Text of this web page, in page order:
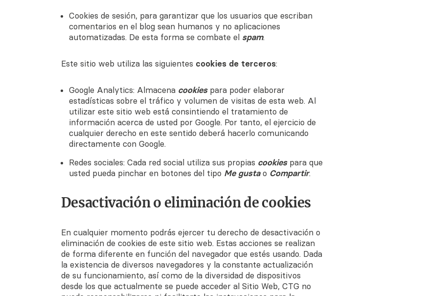
Cookies de sesión, para garantizar que los usuarios que escriban
comentarios en el blog sean humanos y no aplicaciones
automatizadas. De esta forma se combate el spam.
Este sitio web utiliza las siguientes cookies de terceros:
Google Analytics: Almacena cookiespara poder elaborar
estadísticas sobre el tráfico y volumen de visitas de esta web. Al
utilizar este sitio web está consintiendo el tratamiento de
información acerca de usted por Google. Por tanto, el ejercicio de
cualquier derecho en este sentido deberá hacerlo comunicando
directamente con Google.
Redes sociales: Cada red social utiliza sus propias cookiespara que
usted pueda pinchar en botones del tipo Me gustao Compartir.
Desactivación o eliminación de cookies
En cualquier momento podrás ejercer tu derecho de desactivación o
eliminación de cookies de este sitio web. Estas acciones se realizan
de forma diferente en función del navegador que estés usando. Dada
la existencia de diversos navegadores y la constante actualización
de su funcionamiento, así como de la diversidad de dispositivos
desde los que actualmente se puede acceder al Sitio Web, CTG no